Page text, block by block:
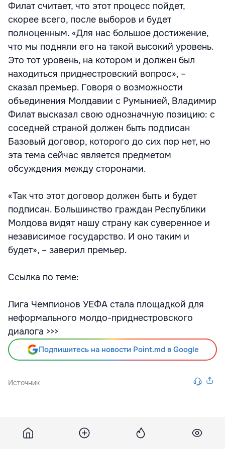
Филат считает, что этот процесс пойдет,
скорее всего, после выборов и будет
полноценным. «Для нас большое достижение,
что мы подняли его на такой высокий уровень.
Это тот уровень, на котором и должен был
находиться приднестровский вопрос», –
сказал премьер. Говоря о возможности
объединения Молдавии с Румынией, Владимир
Филат высказал свою однозначную позицию: с
соседней страной должен быть подписан
Базовый договор, которого до сих пор нет, но
эта тема сейчас является предметом
обсуждения между сторонами.
«Так что этот договор должен быть и будет
подписан. Большинство граждан Республики
Молдова видят нашу страну как суверенное и
независимое государство. И оно таким и
будет», – заверил премьер.
Ссылка по теме:
Лига Чемпионов УЕФА стала площадкой для
неформального молдо-приднестровского
диалога >>>
Подпишитесь на новости Point.md в Google
Источник